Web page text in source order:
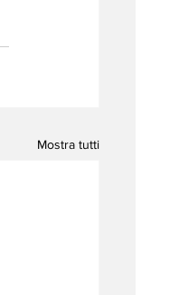
Mostra tutti